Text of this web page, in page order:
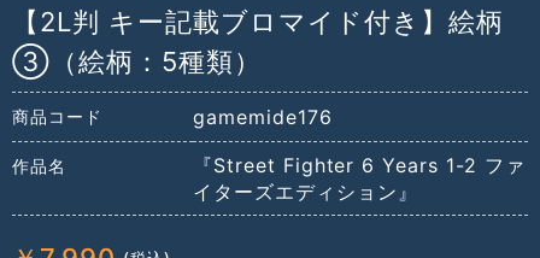
【2L判 キー記載ブロマイド付き】絵柄
③（絵柄：5種類）
商品コード gamemide176
作品名
『Street Fighter 6 Years 1-2 ファ
イターズエディション』